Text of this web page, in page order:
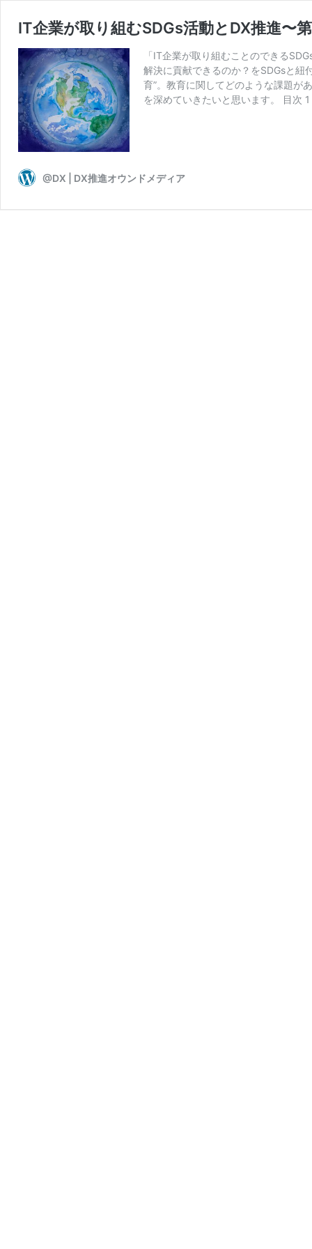
IT企業が取り組むSDGs活動とDX推進〜
「IT企業が取り組むことのできる
解決に貢献できるのか？をSDGsと紐
育”。教育に関してどのような課題が
を深めていきたいと思います。 目次
@DX | DX推進オウンドメディア